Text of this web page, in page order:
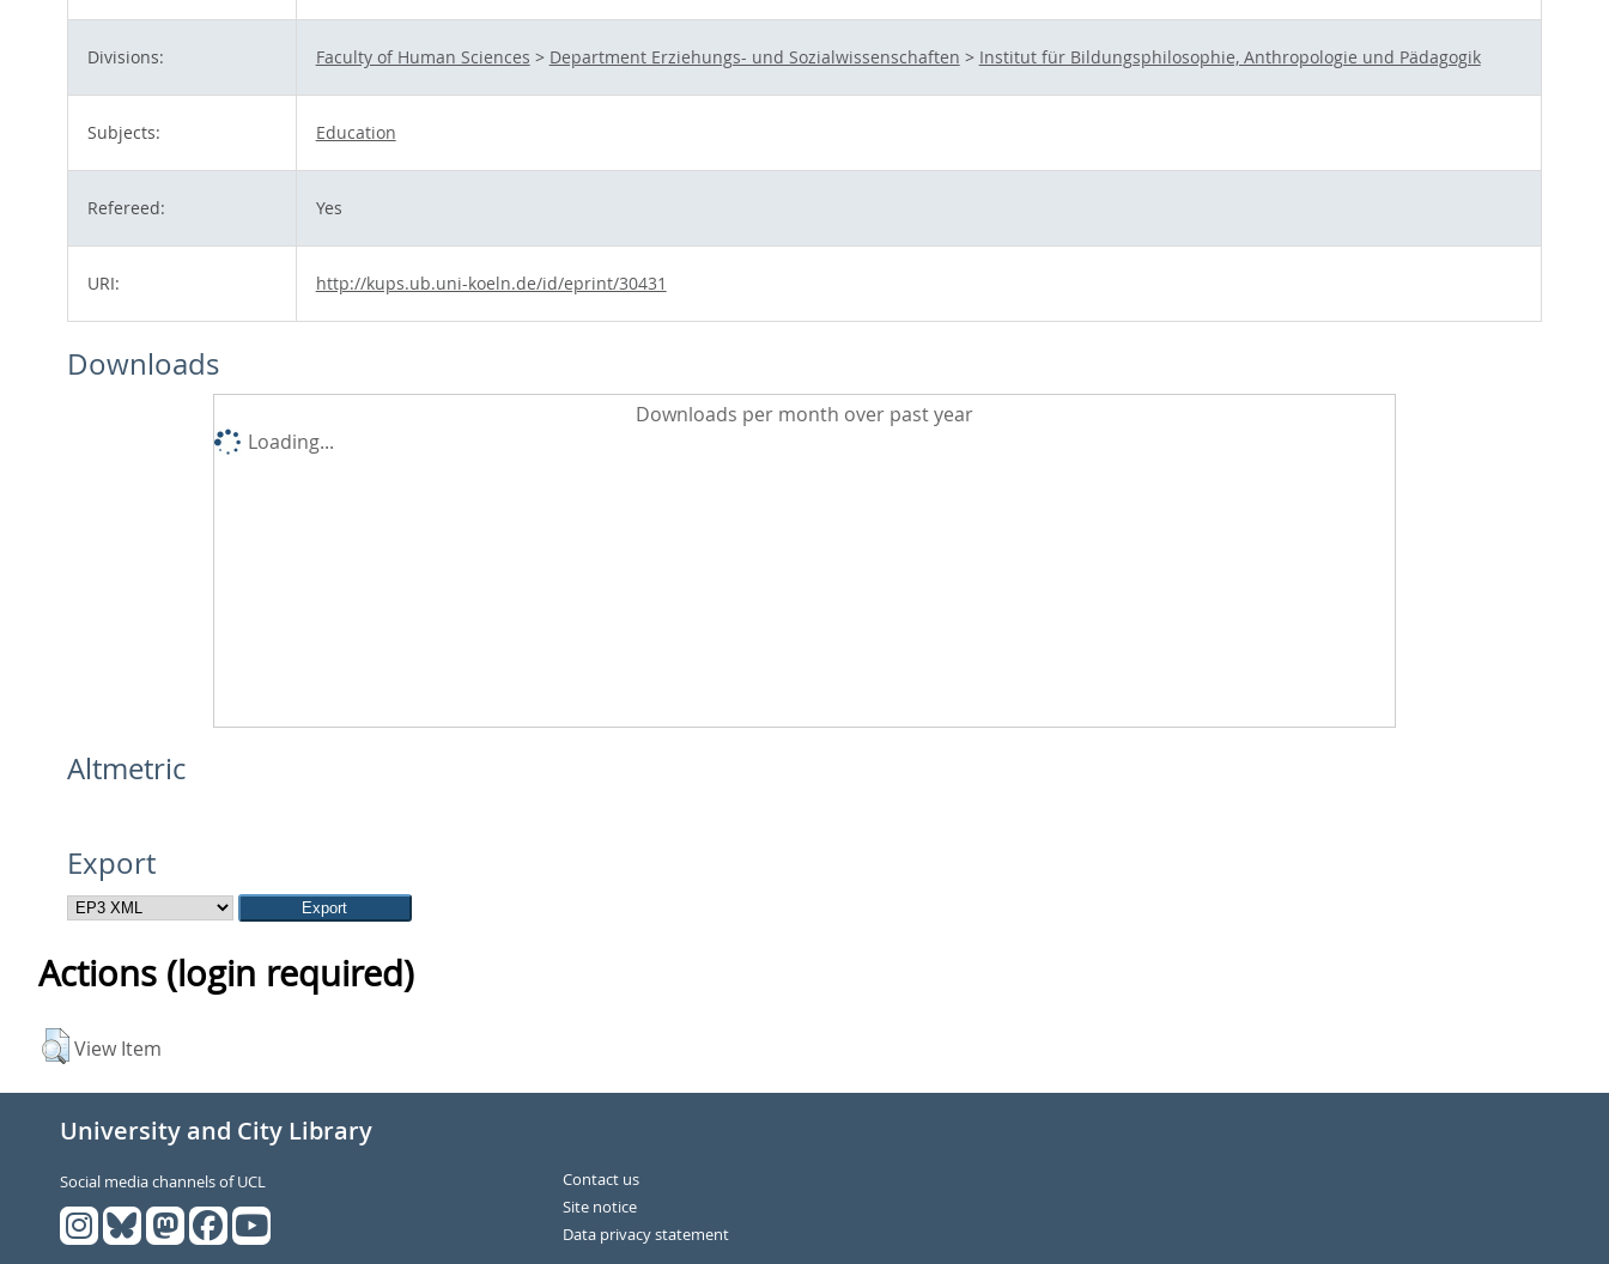
Divisions: Faculty of Human Sciences > Department Erziehungs- und Sozialwissenschaften > Institut für Bildungsphilosophie, Anthropologie und Pädagogik
Subjects: Education
Refereed: Yes
URI: http://kups.ub.uni-koeln.de/id/eprint/30431
Downloads
Downloads per month over past year
Loading...
Altmetric
Export
Actions (login required)
View Item
University and City Library
Social media channels of UCL
Contact us
Site notice
Data privacy statement